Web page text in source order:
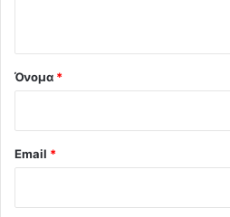
Όνομα *
Email *